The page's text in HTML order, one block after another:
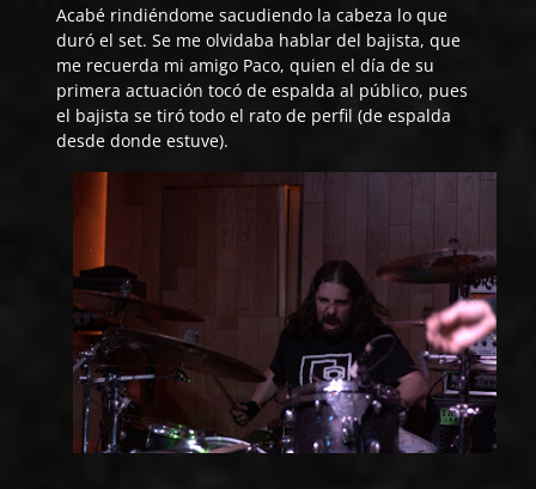
Acabé rindiéndome sacudiendo la cabeza lo que
duró el set. Se me olvidaba hablar del bajista, que
me recuerda mi amigo Paco, quien el día de su
primera actuación tocó de espalda al público, pues
el bajista se tiró todo el rato de perfil (de espalda
desde donde estuve).